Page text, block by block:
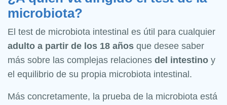
microbiota?
El test de microbiota intestinal es útil para cualquier
adulto a partir de los 18 años que desee saber
más sobre las complejas relaciones del intestino y
el equilibrio de su propia microbiota intestinal.
Más concretamente, la prueba de la microbiota está